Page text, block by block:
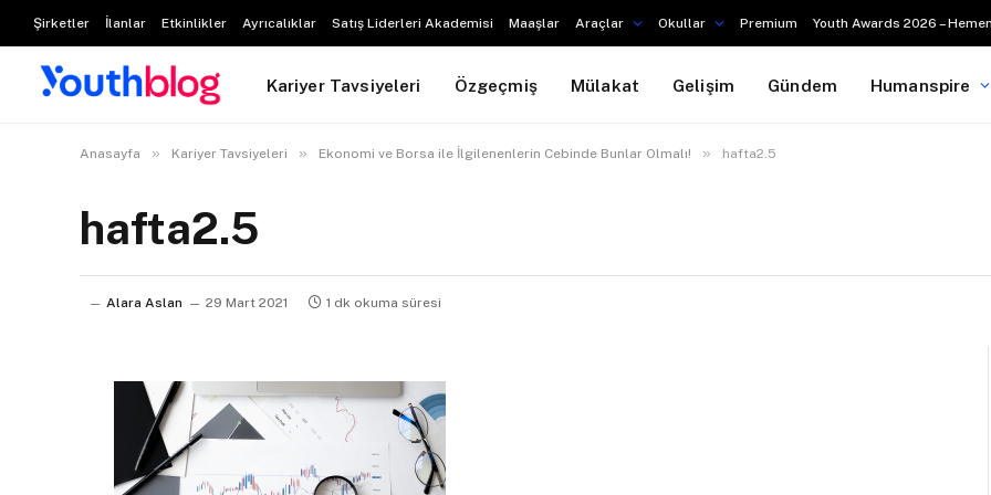
Şirketler İlanlar Etkinlikler Ayrıcalıklar Satış Liderleri Akademisi Maaşlar Araçlar Okullar Premium Youth Awards 2026 –
Kariyer Tavsiyeleri Özgeçmiş Mülakat Gelişim Gündem Humanspire
Anasayfa » Kariyer Tavsiyeleri » Ekonomi ve Borsa ile İlgilenenlerin Cebinde Bunlar Olmalı! » hafta2.5
hafta2.5
Alara Aslan 29 Mart 2021 1 dk okuma süresi